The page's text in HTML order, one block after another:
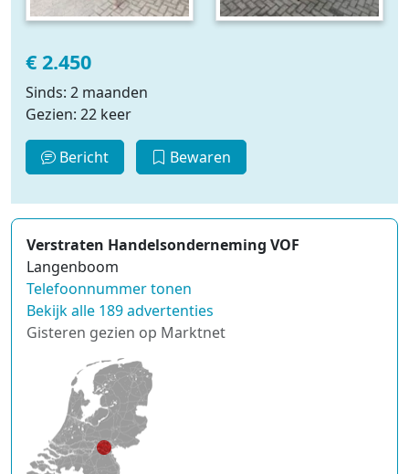
€ 2.450
Sinds: 2 maanden
Gezien: 22 keer
Bericht Bewaren
Verstraten Handelsonderneming VOF
Langenboom
Telefoonnummer tonen
Bekijk alle 189 advertenties
Gisteren gezien op Marktnet